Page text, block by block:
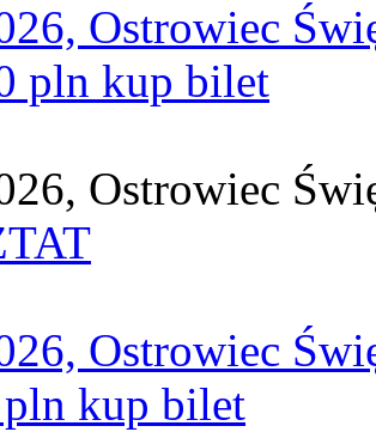
Ostrowiec
pln kup bilet
Ostrowiec
Ostrowiec
kup bilet